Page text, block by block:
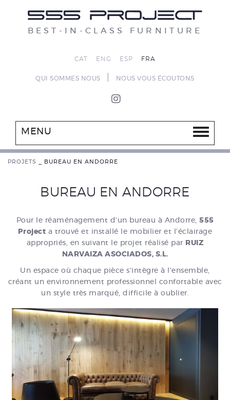
BEST-IN-CLASS FURNITURE
CAT ENG ESP FRA
QUI SOMMES NOUS NOUS VOUS ÉCOUTONS
MENU
PROJETS BUREAU EN ANDORRE
BUREAU EN ANDORRE
Pour le réaménagement d'un bureau à Andorre, 555
Project a trouvé et installé le mobilier et l'éclairage
appropriés, en suivant le projet réalisé par RUIZ
NARVAIZA ASOCIADOS, S.L.
Un espace où chaque pièce s'intègre à l'ensemble,
créant un environnement professionnel confortable avec
un style très marqué, difficile à oublier.